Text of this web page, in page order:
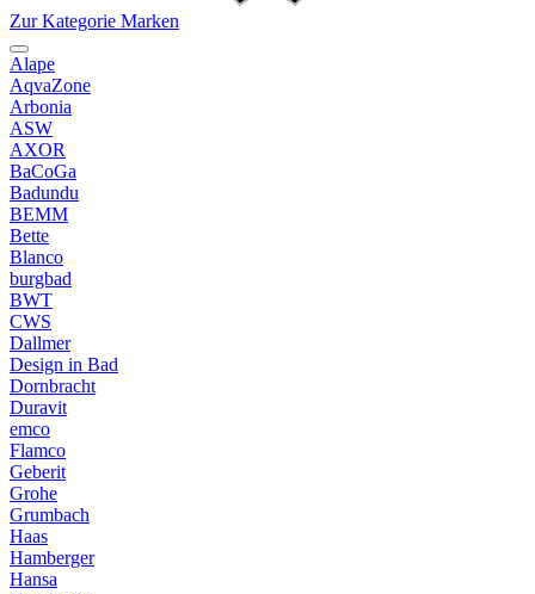
Zur Kategorie Marken
Alape
AqvaZone
Arbonia
ASW
AXOR
BaCoGa
Badundu
BEMM
Bette
Blanco
burgbad
BWT
CWS
Dallmer
Design in Bad
Dornbracht
Duravit
emco
Flamco
Geberit
Grohe
Grumbach
Haas
Hamberger
Hansa